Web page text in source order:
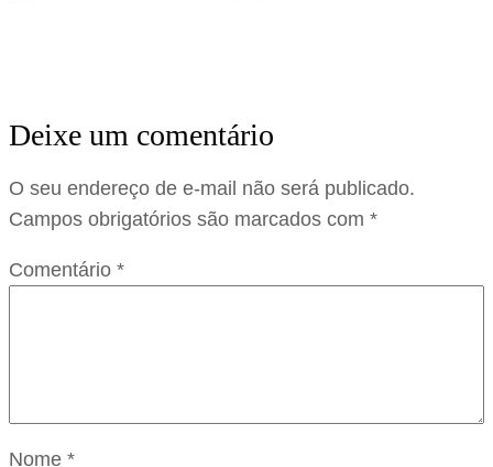
Deixe um comentário
O seu endereço de e-mail não será publicado.
Campos obrigatórios são marcados com *
Comentário *
Nome *